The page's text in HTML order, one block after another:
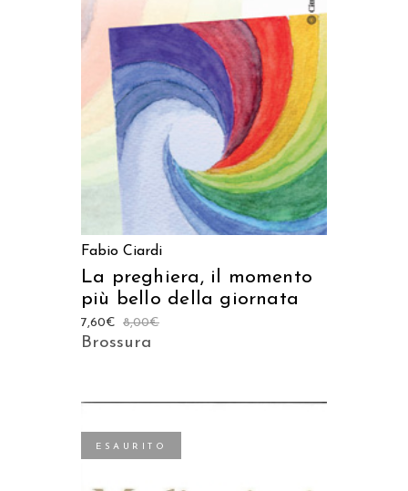
AGGIUNGI AL CARRELLO
Fabio Ciardi
La preghiera, il momento
più bello della giornata
8,00€
7,60€
Brossura
ESAURITO